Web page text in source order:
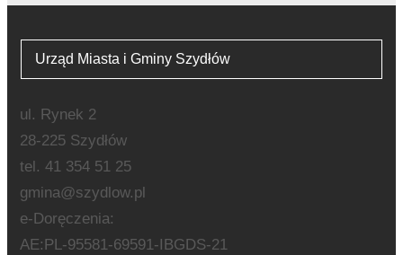
Urząd Miasta i Gminy Szydłów
ul. Rynek 2
28-225 Szydłów
tel. 41 354 51 25
gmina@szydlow.pl
e-Doręczenia:
AE:PL-95581-69591-IBGDS-21